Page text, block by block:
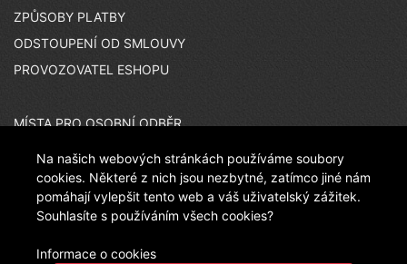
ZPŮSOBY PLATBY
ODSTOUPENÍ OD SMLOUVY
PROVOZOVATEL ESHOPU
MÍSTA PRO OSOBNÍ ODBĚR
ČASTO KLADENÉ OTÁZKY
CO JE PEČEŤ JISTOTY
Na našich webových stránkách používáme soubory
cookies. Některé z nich jsou nezbytné, zatímco jiné nám
pomáhají vylepšit tento web a váš uživatelský zážitek.
Souhlasíte s používáním všech cookies?
Informace o cookies